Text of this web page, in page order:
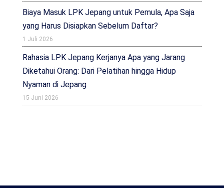
Biaya Masuk LPK Jepang untuk Pemula, Apa Saja
yang Harus Disiapkan Sebelum Daftar?
1 Juli 2026
Rahasia LPK Jepang Kerjanya Apa yang Jarang
Diketahui Orang: Dari Pelatihan hingga Hidup
Nyaman di Jepang
15 Juni 2026